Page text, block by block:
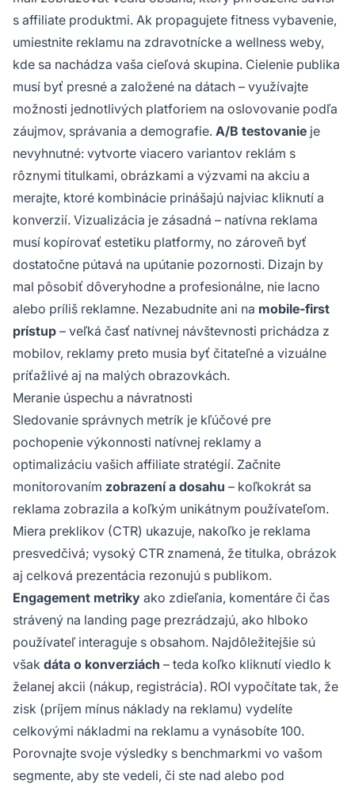
s affiliate produktmi. Ak propagujete fitness vybavenie,
umiestnite reklamu na zdravotnícke a wellness weby,
kde sa nachádza vaša cieľová skupina. Cielenie publika
musí byť presné a založené na dátach – využívajte
možnosti jednotlivých platforiem na oslovovanie podľa
záujmov, správania a demografie. A/B testovanie je
nevyhnutné: vytvorte viacero variantov reklám s
rôznymi titulkami, obrázkami a výzvami na akciu a
merajte, ktoré kombinácie prinášajú najviac kliknutí a
konverzií. Vizualizácia je zásadná – natívna reklama
musí kopírovať estetiku platformy, no zároveň byť
dostatočne pútavá na upútanie pozornosti. Dizajn by
mal pôsobiť dôveryhodne a profesionálne, nie lacno
alebo príliš reklamne. Nezabudnite ani na mobile-first
prístup – veľká časť natívnej návštevnosti prichádza z
mobilov, reklamy preto musia byť čitateľné a vizuálne
príťažlivé aj na malých obrazovkách.
Meranie úspechu a návratnosti
Sledovanie správnych metrík je kľúčové pre
pochopenie výkonnosti natívnej reklamy a
optimalizáciu vašich affiliate stratégií. Začnite
monitorovaním zobrazení a dosahu – koľkokrát sa
reklama zobrazila a koľkým unikátnym používateľom.
Miera preklikov (CTR) ukazuje, nakoľko je reklama
presvedčivá; vysoký CTR znamená, že titulka, obrázok
aj celková prezentácia rezonujú s publikom.
Engagement metriky ako zdieľania, komentáre či čas
strávený na landing page prezrádzajú, ako hlboko
používateľ interaguje s obsahom. Najdôležitejšie sú
však dáta o konverziách – teda koľko kliknutí viedlo k
želanej akcii (nákup, registrácia). ROI vypočítate tak, že
zisk (príjem mínus náklady na reklamu) vydelíte
celkovými nákladmi na reklamu a vynásobíte 100.
Porovnajte svoje výsledky s benchmarkmi vo vašom
segmente, aby ste vedeli, či ste nad alebo pod